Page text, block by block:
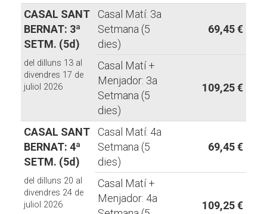
CASAL SANT
BERNAT: 3ª
SETM. (5d)
del dilluns 13 al
divendres 17 de
juliol 2026
Casal Matí: 3a
Setmana (5
dies)
69,45 €
Casal Matí +
Menjador: 3a
Setmana (5
dies)
109,25 €
CASAL SANT
BERNAT: 4ª
SETM. (5d)
del dilluns 20 al
divendres 24 de
juliol 2026
Casal Matí: 4a
Setmana (5
dies)
69,45 €
Casal Matí +
Menjador: 4a
109,25 €